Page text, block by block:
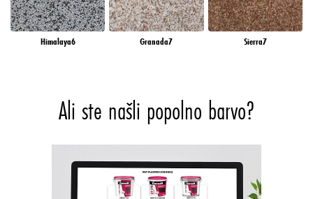
Himalaya6 Granada7 Sierra7
Ali ste našli popolno barvo?